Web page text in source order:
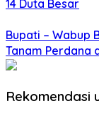
14 Duta Besar
Bupati – Wabup
Tanam Perdana
Rekomendasi